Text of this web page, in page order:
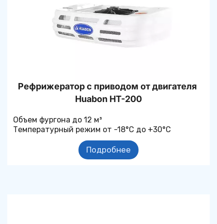
Рефрижератор с приводом от двигателя
Huabon HT-200
Объем фургона до 12 м³
Температурный режим от -18°С до +30°С
Подробнее